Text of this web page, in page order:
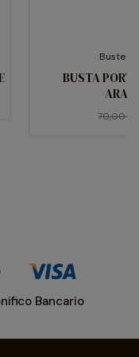
Buste
BUSTA
70,00 €
Bancario